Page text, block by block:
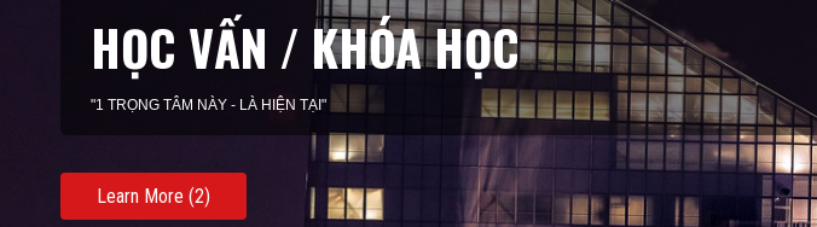
KHAI VẤN / HUẤN LUYỆN CÁ NHÂN
"1 HÀNH ĐỘNG NÀY - LÀ NHẬN THỨC"
Learn More (3)